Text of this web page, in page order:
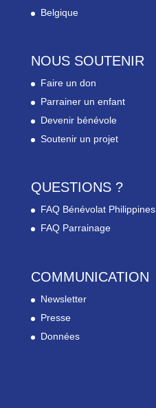
Belgique
NOUS SOUTENIR
Faire un don
Parrainer un enfant
Devenir bénévole
Soutenir un projet
QUESTIONS ?
FAQ Bénévolat Philippines
FAQ Parrainage
COMMUNICATION
Newsletter
Presse
Données